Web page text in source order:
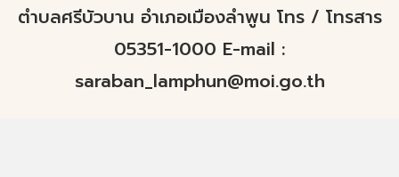
ตำบลศรีบัวบาน อำเภอเมืองลำพูน โทร / โทรสาร
05351-1000 E-mail :
saraban_lamphun@moi.go.th